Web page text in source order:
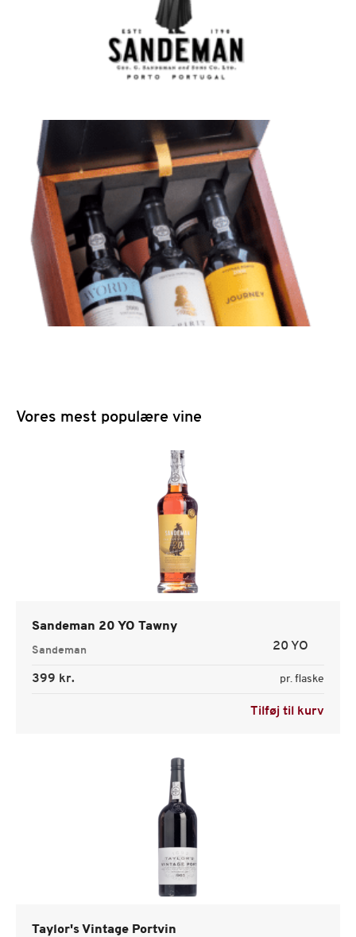
Vores mest populære vine
Sandeman 20 YO Tawny
Sandeman 20 YO
399 kr. pr. flaske
Tilføj til kurv
Taylor's Vintage Portvin